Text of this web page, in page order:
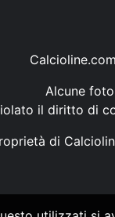
Alcune
il diritto di
di